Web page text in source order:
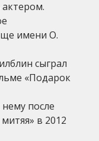
актером.
имени О.
сыграл
«Подарок
после
в 2012